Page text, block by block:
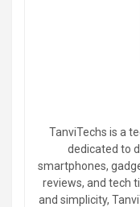
TanviTechs is a
dedicated to
smartphones,
reviews, and tech
and simplicity,